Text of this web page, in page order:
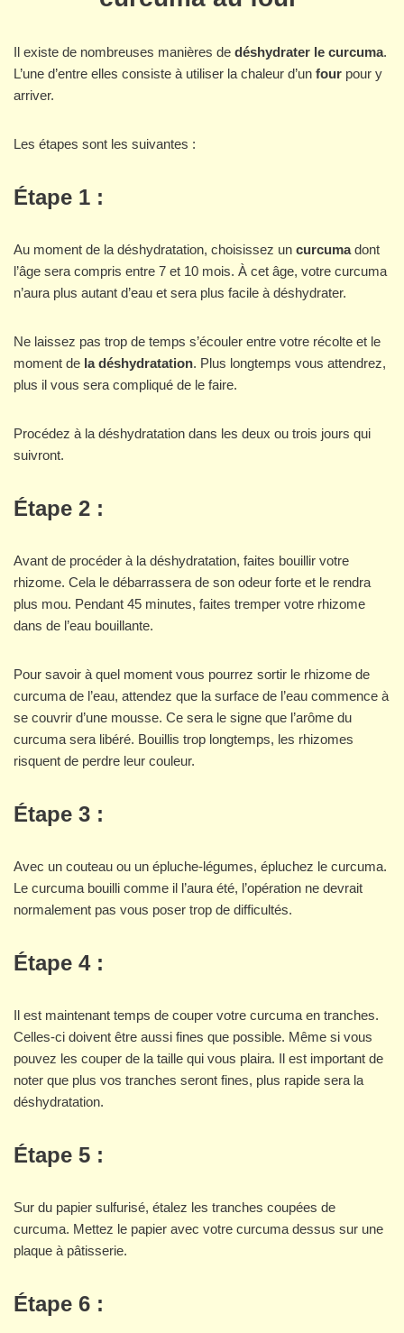
Il existe de nombreuses manières de déshydrater le curcuma.
L’une d’entre elles consiste à utiliser la chaleur d’un four pour y
arriver.
Les étapes sont les suivantes :
Étape 1 :
Au moment de la déshydratation, choisissez un curcumadont
l’âge sera compris entre 7 et 10 mois. À cet âge, votre curcuma
n’aura plus autant d’eau et sera plus facile à déshydrater.
Ne laissez pas trop de temps s’écouler entre votre récolte et le
moment de la déshydratation. Plus longtemps vous attendrez,
plus il vous sera compliqué de le faire.
Procédez à la déshydratation dans les deux ou trois jours qui
suivront.
Étape 2 :
Avant de procéder à la déshydratation, faites bouillir votre
rhizome. Cela le débarrassera de son odeur forte et le rendra
plus mou. Pendant 45 minutes, faites tremper votre rhizome
dans de l’eau bouillante.
Pour savoir à quel moment vous pourrez sortir le rhizome de
curcuma de l’eau, attendez que la surface de l’eau commence à
se couvrir d’une mousse. Ce sera le signe que l’arôme du
curcuma sera libéré. Bouillis trop longtemps, les rhizomes
risquent de perdre leur couleur.
Étape 3 :
Avec un couteau ou un épluche-légumes, épluchez le curcuma.
Le curcuma bouilli comme il l’aura été, l’opération ne devrait
normalement pas vous poser trop de difficultés.
Étape 4 :
Il est maintenant temps de couper votre curcuma en tranches.
Celles-ci doivent être aussi fines que possible. Même si vous
pouvez les couper de la taille qui vous plaira. Il est important de
noter que plus vos tranches seront fines, plus rapide sera la
déshydratation.
Étape 5 :
Sur du papier sulfurisé, étalez les tranches coupées de
curcuma. Mettez le papier avec votre curcuma dessus sur une
plaque à pâtisserie.
Étape 6 :